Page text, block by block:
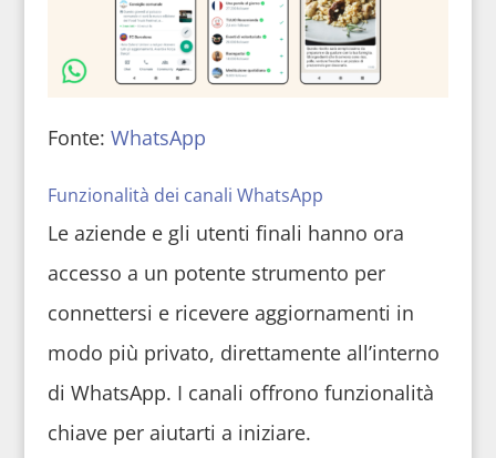
Fonte: WhatsApp
Funzionalità dei canali WhatsApp
Le aziende e gli utenti finali hanno ora
accesso a un potente strumento per
connettersi e ricevere aggiornamenti in
modo più privato, direttamente all’interno
di WhatsApp. I canali offrono funzionalità
chiave per aiutarti a iniziare.